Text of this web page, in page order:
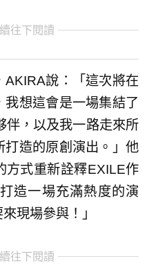
往下閱讀
AKIRA說：「這次將在
我想這會是一場集結了
伴，以及我一路走來所
打造的原創演出。」他
方式重新詮釋EXILE作
造一場充滿熱度的演
現場參與！」
往下閱讀